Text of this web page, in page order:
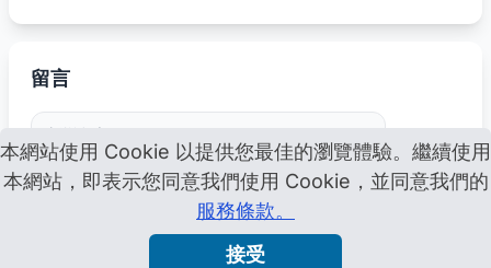
留言
本網站使用 Cookie 以提供您最佳的瀏覽體驗。繼續使用
本網站，即表示您同意我們使用 Cookie，並同意我們的
服務條款。
接受